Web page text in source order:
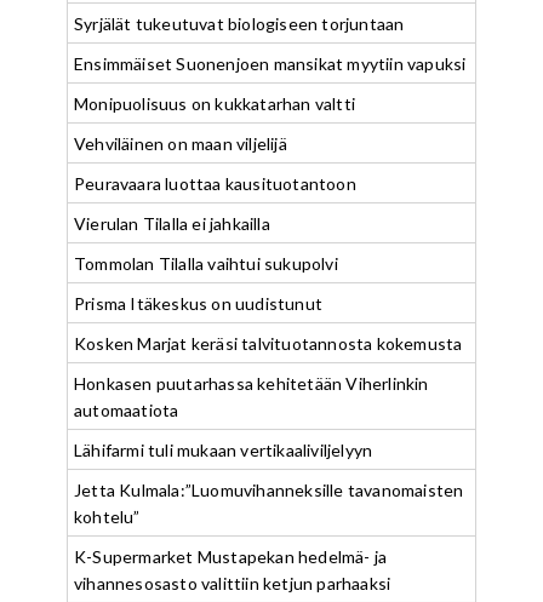
Syrjälät tukeutuvat biologiseen torjuntaan
Ensimmäiset Suonenjoen mansikat myytiin vapuksi
Monipuolisuus on kukkatarhan valtti
Vehviläinen on maan viljelijä
Peuravaara luottaa kausituotantoon
Vierulan Tilalla ei jahkailla
Tommolan Tilalla vaihtui sukupolvi
Prisma Itäkeskus on uudistunut
Kosken Marjat keräsi talvituotannosta kokemusta
Honkasen puutarhassa kehitetään Viherlinkin
automaatiota
Lähifarmi tuli mukaan vertikaaliviljelyyn
Jetta Kulmala:”Luomuvihanneksille tavanomaisten
kohtelu”
K-Supermarket Mustapekan hedelmä- ja
vihannesosasto valittiin ketjun parhaaksi